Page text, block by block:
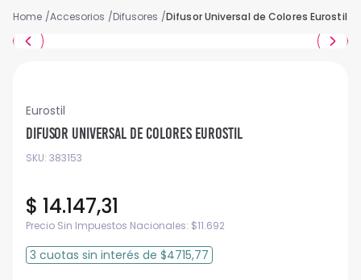
Accesorios Difusores Difusor Universal de Colores Eurostil
Eurostil
Difusor Universal de Colores Eurostil
SKU: 383153
$ 14.147,31
Precio Sin Impuestos Nacionales: $11.692
3 cuotas sin interés de $4715,77